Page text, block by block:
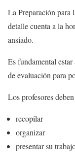
La Preparación para
detalle cuenta a la
ansiado.
Es fundamental
de evaluación para
Los profesores
recopilar
organizar
presentar su